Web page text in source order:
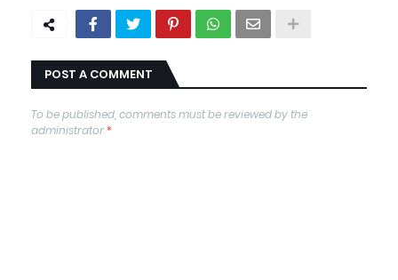
POST A COMMENT
To be published, comments must be reviewed by the
administrator*